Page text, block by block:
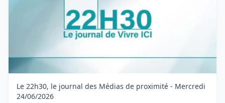
Le 22h30, le journal des Médias de proximité - Mercredi
24/06/2026